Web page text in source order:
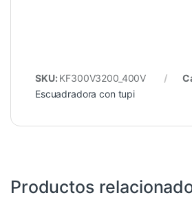
SKU: KF300V3200_400V
Escuadradora con tupi
Productos